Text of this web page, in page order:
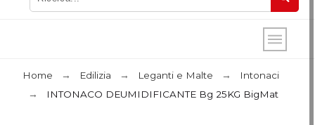
Home Edilizia Leganti e Malte
Intonaci
INTONACO DEUMIDIFICANTE Bg 25KG BigMat